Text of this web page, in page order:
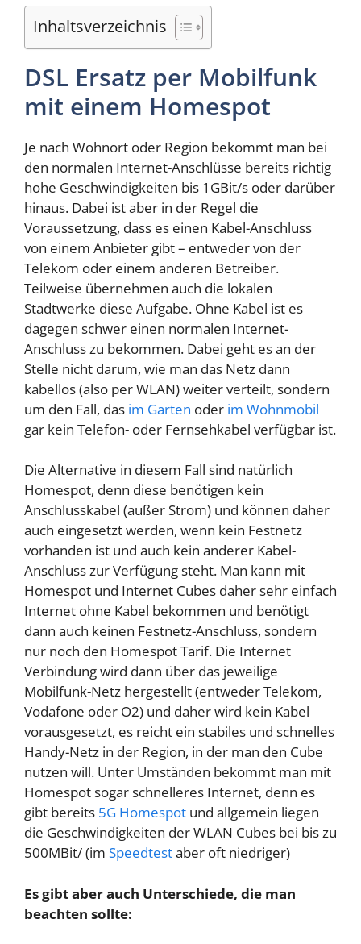
Inhaltsverzeichnis
DSL Ersatz per Mobilfunk
mit einem Homespot
Je nach Wohnort oder Region bekommt man bei
den normalen Internet-Anschlüsse bereits richtig
hohe Geschwindigkeiten bis 1GBit/s oder darüber
hinaus. Dabei ist aber in der Regel die
Voraussetzung, dass es einen Kabel-Anschluss
von einem Anbieter gibt – entweder von der
Telekom oder einem anderen Betreiber.
Teilweise übernehmen auch die lokalen
Stadtwerke diese Aufgabe. Ohne Kabel ist es
dagegen schwer einen normalen Internet-
Anschluss zu bekommen. Dabei geht es an der
Stelle nicht darum, wie man das Netz dann
kabellos (also per WLAN) weiter verteilt, sondern
um den Fall, das im Garten oder im Wohnmobil
gar kein Telefon- oder Fernsehkabel verfügbar ist.
Die Alternative in diesem Fall sind natürlich
Homespot, denn diese benötigen kein
Anschlusskabel (außer Strom) und können daher
auch eingesetzt werden, wenn kein Festnetz
vorhanden ist und auch kein anderer Kabel-
Anschluss zur Verfügung steht. Man kann mit
Homespot und Internet Cubes daher sehr einfach
Internet ohne Kabel bekommen und benötigt
dann auch keinen Festnetz-Anschluss, sondern
nur noch den Homespot Tarif. Die Internet
Verbindung wird dann über das jeweilige
Mobilfunk-Netz hergestellt (entweder Telekom,
Vodafone oder O2) und daher wird kein Kabel
vorausgesetzt, es reicht ein stabiles und schnelles
Handy-Netz in der Region, in der man den Cube
nutzen will. Unter Umständen bekommt man mit
Homespot sogar schnelleres Internet, denn es
gibt bereits 5G Homespot und allgemein liegen
die Geschwindigkeiten der WLAN Cubes bei bis zu
500MBit/ (im Speedtestaber oft niedriger)
Es gibt aber auch Unterschiede, die man
beachten sollte: